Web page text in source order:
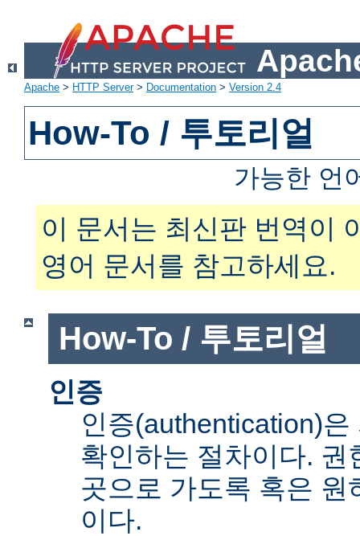
Apache > HTTP Server> Documentation > Version 2.4
How-To / 투토리얼
가능한 언
이 문서는 최신판 번역이
영어 문서를 참고하세요.
How-To / 투토리얼
인증
인증(authentication)
확인하는 절차이다.
곳으로 가도록 혹은
이다.